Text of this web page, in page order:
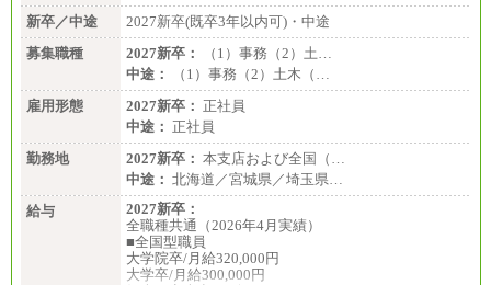
新卒／中途
2027新卒(既卒3年以内可)・中途
募集職種
2027新卒：
（1）事務（2）土…
中途：
（1）事務（2）土木（…
雇用形態
2027新卒： 正社員
中途： 正社員
勤務地
2027新卒： 本支店および全国（…
中途： 北海道／宮城県／埼玉県…
給与
2027新卒：
全職種共通（2026年4月実績）
■全国型職員
大学院卒/月給320,000円
大学卒/月給300,000円